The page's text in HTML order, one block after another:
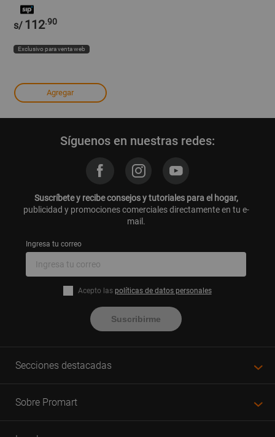
s/ 112.90
Exclusivo para venta web
Agregar
Síguenos en nuestras redes:
Suscríbete y recibe consejos y tutoriales para el hogar,
publicidad y promociones comerciales directamente en tu e-
mail.
Ingresa tu correo
Acepto las políticas de datos personales
Suscribirme
Secciones destacadas
Sobre Promart